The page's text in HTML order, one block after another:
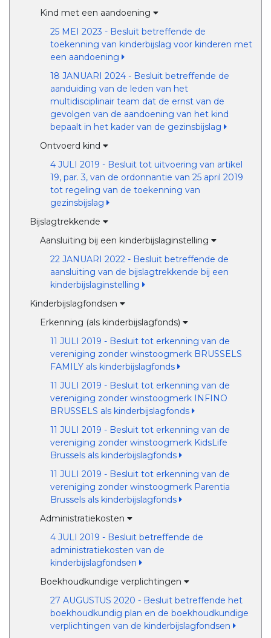
Kind met een aandoening
25 MEI 2023 - Besluit betreffende de
toekenning van kinderbijslag voor kinderen met
een aandoening
18 JANUARI 2024 - Besluit betreffende de
aanduiding van de leden van het
multidisciplinair team dat de ernst van de
gevolgen van de aandoening van het kind
bepaalt in het kader van de gezinsbijslag
Ontvoerd kind
4 JULI 2019 - Besluit tot uitvoering van artikel
19, par. 3, van de ordonnantie van 25 april 2019
tot regeling van de toekenning van
gezinsbijslag
Bijslagtrekkende
Aansluiting bij een kinderbijslaginstelling
22 JANUARI 2022 - Besluit betreffende de
aansluiting van de bijslagtrekkende bij een
kinderbijslaginstelling
Kinderbijslagfondsen
Erkenning (als kinderbijslagfonds)
11 JULI 2019 - Besluit tot erkenning van de
vereniging zonder winstoogmerk BRUSSELS
FAMILY als kinderbijslagfonds
11 JULI 2019 - Besluit tot erkenning van de
vereniging zonder winstoogmerk INFINO
BRUSSELS als kinderbijslagfonds
11 JULI 2019 - Besluit tot erkenning van de
vereniging zonder winstoogmerk KidsLife
Brussels als kinderbijslagfonds
11 JULI 2019 - Besluit tot erkenning van de
vereniging zonder winstoogmerk Parentia
Brussels als kinderbijslagfonds
Administratiekosten
4 JULI 2019 - Besluit betreffende de
administratiekosten van de
kinderbijslagfondsen
Boekhoudkundige verplichtingen
27 AUGUSTUS 2020 - Besluit betreffende het
boekhoudkundig plan en de boekhoudkundige
verplichtingen van de kinderbijslagfondsen